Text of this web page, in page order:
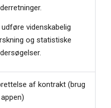
videnskabelig
og statistiske
af kontrakt (brug